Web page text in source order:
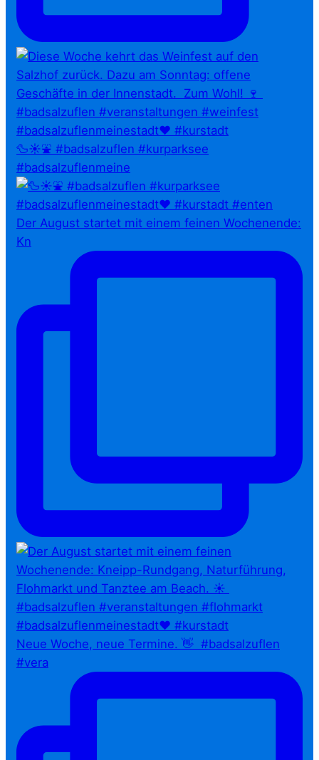
🦆☀️⛲ #badsalzuflen #kurparksee
#badsalzuflenmeine
Der August startet mit einem feinen Wochenende:
Kn
Neue Woche, neue Termine. 👋⁠ ⁠ #badsalzuflen
#vera